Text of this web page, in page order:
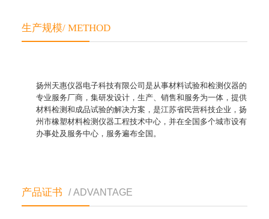
生产规模/ METHOD
扬州天惠仪器电子科技有限公司是从事材料试验和检测仪器的
专业服务厂商，集研发设计，生产、销售和服务为一体，提供
材料检测和成品试验的解决方案，是江苏省民营科技企业，扬
州市橡塑材料检测仪器工程技术中心，并在全国多个城市设有
办事处及服务中心，服务遍布全国。
产品证书 / ADVANTAGE